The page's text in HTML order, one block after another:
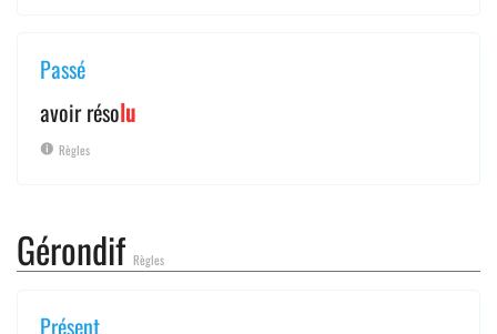
Passé
avoir résolu
Règles
Gérondif Règles
Présent